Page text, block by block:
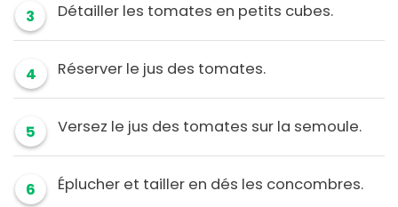
3 Détailler les tomates en petits cubes.
4 Réserver le jus des tomates.
5 Versez le jus des tomates sur la semoule.
6 Éplucher et tailler en dés les concombres.